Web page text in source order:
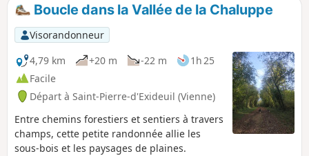
Boucle dans la Vallée de la Chaluppe
Visorandonneur
4,79 km
+20 m -22 m
1h 25
Facile
Départ à Saint-Pierre-d'Exideuil (Vienne)
Entre chemins forestiers et sentiers à travers
champs, cette petite randonnée allie les
sous-bois et les paysages de plaines.